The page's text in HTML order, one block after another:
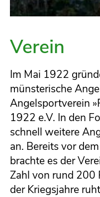
Verein
Im Mai 1922
münsterische
Angelsportverein
1922 e.V. In den
schnell weitere
an. Bereits vor
brachte es der
Zahl von rund 200
der Kriegsjahre